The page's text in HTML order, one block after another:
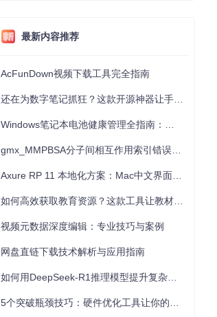
最新内容推荐
AcFunDown视频下载工具完全指南
视频元数据深度编辑：专业技巧与案例
网盘直链下载技术解析与应用指南